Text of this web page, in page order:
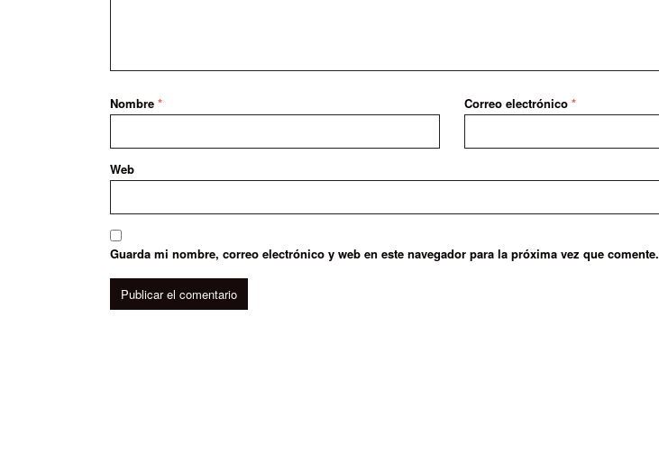
Nombre * Correo electrónico *
Web
Guarda mi nombre, correo electrónico y web en este navegador para la próxima vez que comente.